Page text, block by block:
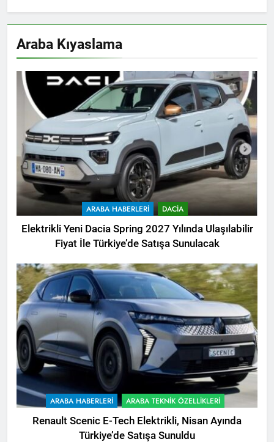
Araba Kıyaslama
ARABA HABERLERI DACIA
Elektrikli Yeni Dacia Spring 2027 Yılında Ulaşılabilir
Fiyat İle Türkiye’de Satışa Sunulacak
ARABA HABERLERI ARABA TEKNIK ÖZELLIKLERI
Renault Scenic E-Tech Elektrikli, Nisan Ayında
Türkiye’de Satışa Sunuldu